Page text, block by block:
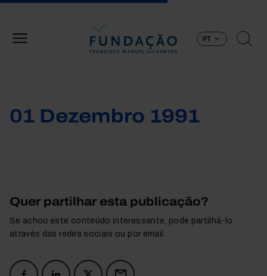
PT
01 Dezembro 1991
Quer partilhar esta publicação?
Se achou este conteúdo interessante, pode partilhá-lo
através das redes sociais ou por email.